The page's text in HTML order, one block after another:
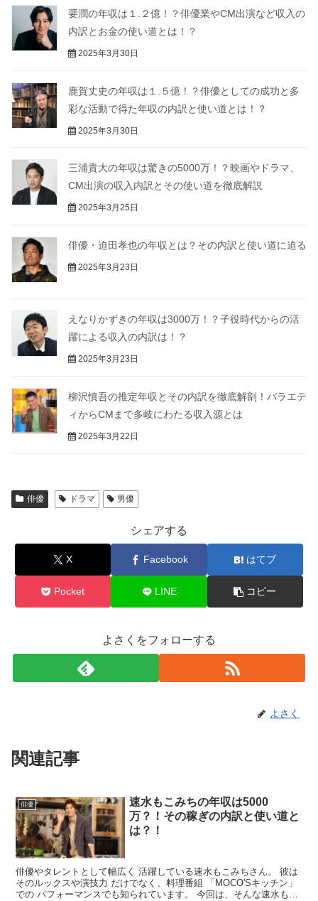
要潤の年収は１.２億！？俳優業やCM出演など収入の
内訳とお金の使い道とは！？
2025年3月30日
鹿賀丈史の年収は１.５億！？俳優としての成功と多
彩な活動で得た年収の内訳と使い道とは！？
2025年3月30日
三浦貴大の年収は驚きの5000万！？映画やドラマ、
CM出演の収入内訳とその使い道を徹底解説
2025年3月25日
俳優・迫田孝也の年収とは？その内訳と使い道に迫る
2025年3月23日
えなりかずきの年収は3000万！？子役時代からの活
躍による収入の内訳は！？
2025年3月23日
柳沢慎吾の推定年収とその内訳を徹底解剖！バラエテ
ィからCMまで多岐にわたる収入源とは
2025年3月22日
俳優 ドラマ 男優
シェアする
X Facebook はてブ
Pocket LINE コピー
よさくをフォローする
よさく
関連記事
俳優
速水もこみちの年収は5000
万？！その稼ぎの内訳と使い道と
は？！
俳優やタレントとして幅広く 活躍している速水もこみちさん。 彼は
そのルックスや演技力 だけでなく、料理番組 「MOCO'Sキッチン」
での パフォーマンスでも知られています。 今回は、そんな速水もこ